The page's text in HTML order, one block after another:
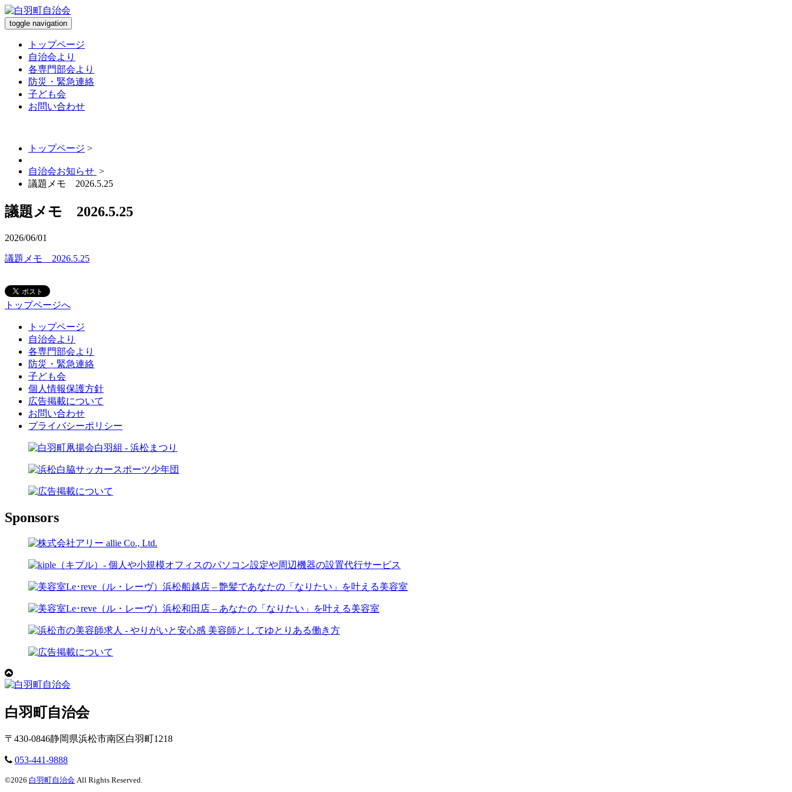
toggle navigation
トップページ
自治会より
各専門部会より
防災・緊急連絡
子ども会
お問い合わせ
トップページ >
自治会お知らせ >
議題メモ 2026.5.25
議題メモ 2026.5.25
2026/06/01
議題メモ 2026.5.25
トップページへ
トップページ
自治会より
各専門部会より
防災・緊急連絡
子ども会
個人情報保護方針
広告掲載について
お問い合わせ
プライバシーポリシー
Sponsors
白羽町自治会
〒 430-0846静岡県浜松市南区白羽町1218
053-441-9888
©2026 白羽町自治会 All Rights Reserved.